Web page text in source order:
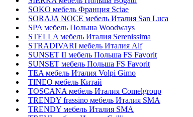
SOKO мебель Франция Sciae
SORAJA NOCE мебель Италия San Luca
SPA мебель Польша Woodways
STELLA мебель Италия Serenissima
STRADIVARI мебель Италия Alf
SUNSET II мебель Польша FS Favorit
SUNSET мебель Польша FS Favorit
TEA мебель Италия Volpi Gimo
TINEO мебель Китай
TOSCANA мебель Италия Comelgroup
TRENDY frassino мебель Италия SMA
TRENDY мебель Италия SMA